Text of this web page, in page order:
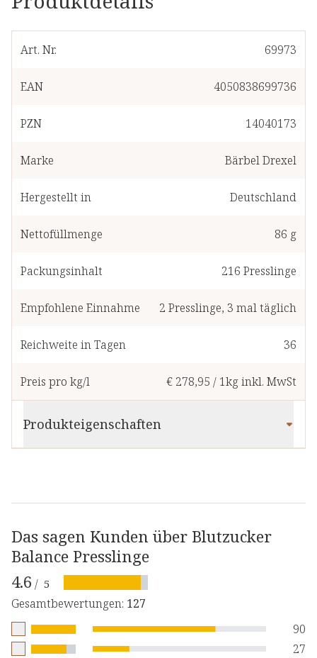
Art. Nr. 69973
EAN 4050838699736
PZN 14040173
Marke Bärbel Drexel
Hergestellt in Deutschland
Nettofüllmenge 86 g
Packungsinhalt 216 Presslinge
Empfohlene Einnahme 2 Presslinge, 3 mal täglich
Reichweite in Tagen 36
Preis pro kg/l € 278,95 / 1kginkl. MwSt
Produkteigenschaften
Das sagen Kunden über Blutzucker
Balance Presslinge
4.6 / 5
Gesamtbewertungen: 127
90
27